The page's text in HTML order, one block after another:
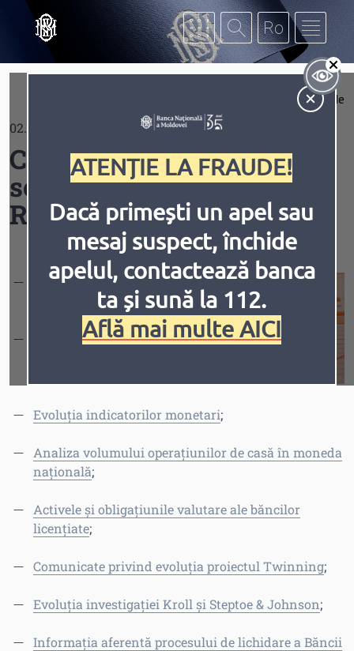
Mergi la conţinutul principal
Inversiune Animațiile
ATENȚIE LA FRAUDE!
Dacă primești un apel sau
mesaj suspect, închide
apelul, contactează banca
ta și sună la 112.
Află mai multe AICI
Extinde
02.01.2021
Comunicate despre
sectorul bancar din
Republica Moldova
Situaţia financiară a
sectorului bancar;
Evoluția pieței
Evoluția indicatorilor monetari;
Analiza volumului operațiunilor de casă în moneda
națională;
Activele și obligațiunile valutare ale băncilor
licențiate;
Comunicate privind evoluția proiectul Twinning;
Evoluția investigației Kroll și Steptoe & Johnson;
Informația aferentă procesului de lichidare a Băncii